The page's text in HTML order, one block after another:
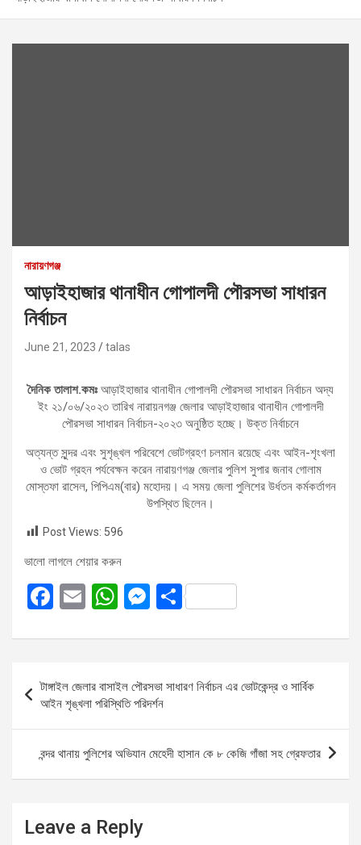
নারায়ণগঞ্জ
আড়াইহাজার থানাধীন গোপালদী পৌরসভা সাধারন
নির্বাচন
June 21, 2023 talas
দৈনিক তালাশ.কমঃ আড়াইহাজার থানাধীন গোপালদী পৌরসভা সাধারন নির্বাচন অদ্য
ইং ২১/০৬/২০২৩ তারিখ নারায়নগঞ্জ জেলার আড়াইহাজার থানাধীন গোপালদী
পৌরসভা সাধারন নির্বাচন-২০২৩ অনুষ্ঠিত হচ্ছে। উক্ত নির্বাচনে
অত্যন্ত সুন্দর এবং সুশৃঙ্খল পরিবেশে ভোটগ্রহণ চলমান রয়েছে এবং আইন-শৃংখলা
ও ভোট গ্রহন পর্যবেক্ষন করেন নারায়ণগঞ্জ জেলার পুলিশ সুপার জনাব গোলাম
মোস্তফা রাসেল, পিপিএম(বার) মহোদয়। এ সময় জেলা পুলিশের উর্ধতন কর্মকর্তাগন
উপস্থিত ছিলেন।
Post Views: 596
ভালো লাগলে শেয়ার করুন
F
ce
b
o
o
k
E
ail
W
at
s
A
p
p
M
se
g
er
S
ar
navigation
টাঙ্গাইল জেলার বাসাইল পৌরসভা সাধারণ নির্বাচন এর ভোটকেন্দ্র ও সার্বিক
আইন শৃঙ্খলা পরিস্থিতি পরিদর্শন
বন্দর থানায় পুলিশের অভিযান মেহেদী হাসান কে ৮ কেজি গাঁজা সহ গ্রেফতার
Leave a Reply